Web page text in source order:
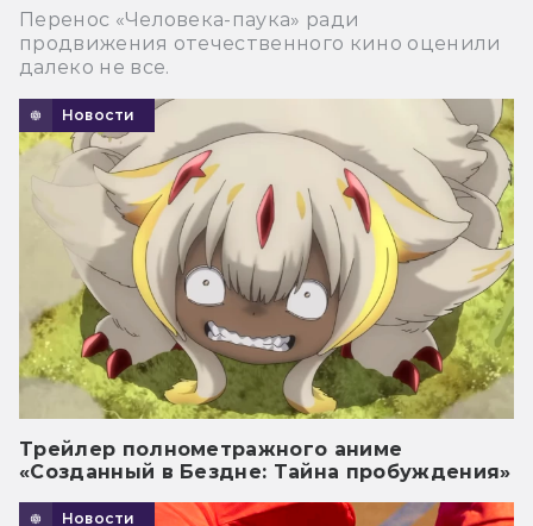
Перенос «Человека-паука» ради
продвижения отечественного кино оценили
далеко не все.
Новости
Трейлер полнометражного аниме
«Созданный в Бездне: Тайна пробуждения»
Новости